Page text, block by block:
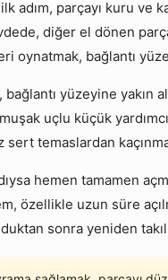
ilk adım, parçayı kuru
diğer el dönen
oynatmak, bağlantı
yüzeyine
uçlu küçük
temaslardan
hemen tamamen
özellikle uzun süre
sonra yeniden